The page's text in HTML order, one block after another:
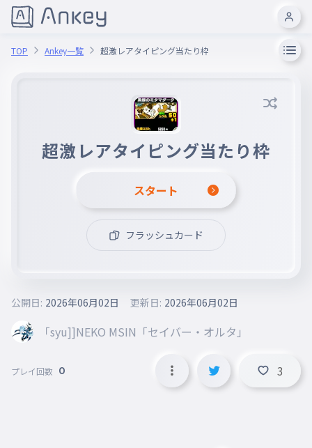
TOP Ankey一覧 超激レアタイピング当たり枠
超激レアタイピング当たり枠
スタート
フラッシュカード
「syu]]NEKO MSIN「セイバー・オルタ」
公開日: 2026年06月02日 更新日: 2026年06月02日
プレイ回数 0 3